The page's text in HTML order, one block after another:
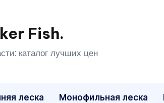
Fish.
каталог лучших цен
леска Монофильная леска